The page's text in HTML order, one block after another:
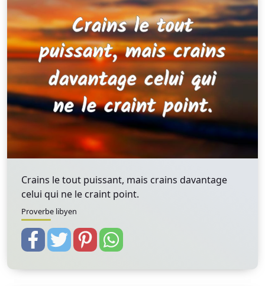
Crains le tout puissant, mais crains davantage
celui qui ne le craint point.
Proverbe libyen